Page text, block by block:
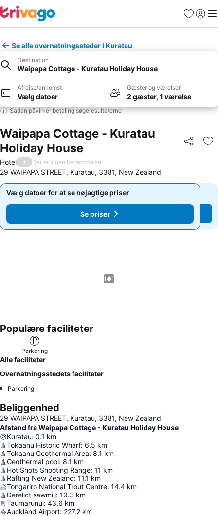
Favoritter
Log ind
Se alle overnatningssteder i Kuratau
Destination
Waipapa Cottage - Kuratau Holiday House
Afrejse/ankomst
Vælg datoer
Gæster og værelser
2 gæster, 1 værelse
Sådan påvirker betaling søgeresultaterne
Waipapa Cottage - Kuratau
Holiday House
Del
Hotel / Der er ingen bedømmelse
29 WAIPAPA STREET, Kuratau, 3381, New Zealand
Vælg datoer for at se nøjagtige priser
Se priser
Vælg datoer for at se nøjagtige priser
Se priser
1 / 1
Populære faciliteter
Parkering
Alle faciliteter
Overnatningsstedets faciliteter
Parkering
Beliggenhed
29 WAIPAPA STREET, Kuratau, 3381, New Zealand
Afstand fra Waipapa Cottage - Kuratau Holiday House
Kuratau: 0.1 km
Tokaanu Historic Wharf: 6.5 km
Tokaanu Geothermal Area: 8.1 km
Geothermal pool: 8.1 km
Hot Shots Shooting Range: 11 km
Rafting New Zealand: 11.1 km
Tongariro National Trout Centre: 14.4 km
Derelict sawmill: 19.3 km
Taumarunui: 43.6 km
Auckland Airport: 227.2 km